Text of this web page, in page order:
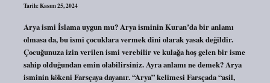
Tarih: Kasım 25, 2024
Arya ismi İslama uygun mu? Arya isminin Kuran’da bir anlamı
olmasa da, bu ismi çocuklara vermek dini olarak yasak değildir.
Çocuğunuza izin verilen ismi verebilir ve kulağa hoş gelen bir isme
sahip olduğundan emin olabilirsiniz. Ayra anlamı ne demek? Arya
isminin kökeni Farsçaya dayanır. “Arya” kelimesi Farsçada “asil,